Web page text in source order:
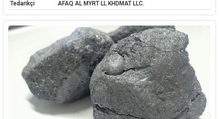
Tedarikçi AFAQ AL MYRT LL KHDMAT LLC.